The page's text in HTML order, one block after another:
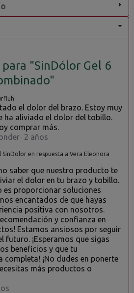
el dolor del brazo. Estoy muy
ha aliviado el dolor del tobillo.
comprar más.
· 2 años
saber que nuestro producto te
el dolor en tu brazo y tobillo.
es proporcionar soluciones
encantados de que hayas
positiva con nosotros.
y confianza en
Estamos ansiosos por seguir
futuro. ¡Esperamos que sigas
beneficios y que tu
completa! ¡No dudes en ponerte
más productos o